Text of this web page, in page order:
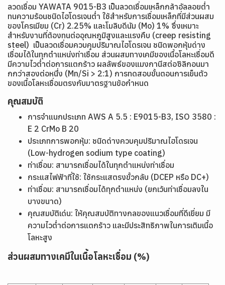
ลวดเชื่อม YAWATA 9015-B3 เป็นลวดเชื่อมเหล็กกล้าอัลลอยต่ำ
ทนความร้อนชนิดไฮโดรเจนต่ำ ใช้สำหรับการเชื่อมเหล็กที่มีส่วนผสม
ของโครเมียม (Cr) 2.25% และโมลิบดีนัม (Mo) 1% ซึ่งเหมาะ
สำหรับงานที่ต้องทนต่ออุณหภูมิสูงและแรงคืบ (creep resisting
steel) เป็นลวดเชื่อมควบคุมปริมาณไฮโดรเจน ชนิดพอกหุ้มด่าง
เชื่อมได้ในทุกตำแหน่งท่าเชื่อม ส่วนผสมทางเคมีของเนื้อโลหะเชื่อมดี
มีความไวต่ำต่อการแตกร้าว ผลลัพธ์ของแมงกานีสต่อซิลิกอนมา
กกว่าสองต่อหนึ่ง (Mn/Si > 2:1) การทดสอบขั้นตอนการเย็นตัว
ของเนื้อโลหะเชื่อมตรงกับมาตรฐานข้อกำหนด
คุณสมบัติ
การจำแนกประเภท AWS A 5.5 : E9015-B3, ISO 3580 :
E 2 CrMo B 20
ประเภทการพอกหุ้ม: ชนิดด่างควบคุมปริมาณไฮโดรเจน
(Low-hydrogen sodium type coating)
ท่าเชื่อม: สามารถเชื่อมได้ในทุกตำแหน่งท่าเชื่อม
กระแสไฟฟ้าที่ใช้: ใช้กระแสตรงขั้วกลับ (DCEP หรือ DC+)
ท่าเชื่อม: สามารถเชื่อมได้ทุกตำแหน่ง (ยกเว้นท่าเชื่อมลงใน
บางขนาด)
คุณสมบัติเด่น: ให้คุณสมบัติทางกลของแนวเชื่อมที่ดีเยี่ยม มี
ความไวต่ำต่อการแตกร้าว และมีประสิทธิภาพในการเติมเนื้อ
โลหะสูง
ส่วนผสมทางเคมีในเนื้อโลหะเชื่อม (%)